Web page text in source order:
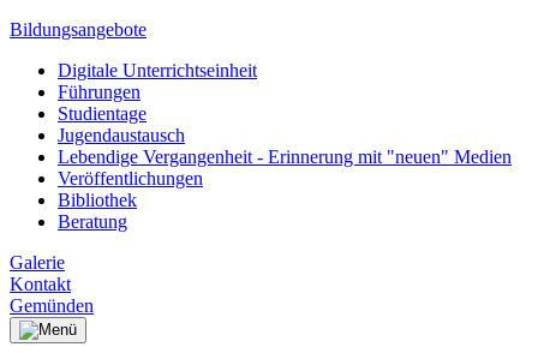
Bildungsangebote
Digitale Unterrichtseinheit
Führungen
Studientage
Jugendaustausch
Lebendige Vergangenheit - Erinnerung mit "neuen" Medien
Veröffentlichungen
Bibliothek
Beratung
Galerie
Kontakt
Gemünden